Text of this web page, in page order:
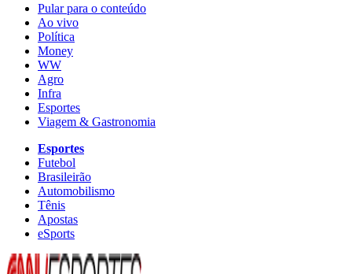
Pular para o conteúdo
Ao vivo
Política
Money
WW
Agro
Infra
Esportes
Viagem & Gastronomia
Esportes
Futebol
Brasileirão
Automobilismo
Tênis
Apostas
eSports